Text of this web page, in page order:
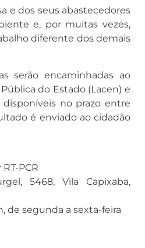
e dos seus abastecedores
e, por muitas vezes,
diferente dos demais
serão encaminhadas ao
do Estado (Lacen) e
disponíveis no prazo entre
é enviado ao cidadão
PCR
5468, Vila Capixaba,
de segunda a sexta-feira